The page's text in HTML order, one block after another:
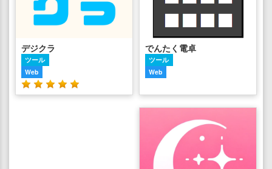
デジクラ
ツール
Web
でんたく電卓
ツール
Web